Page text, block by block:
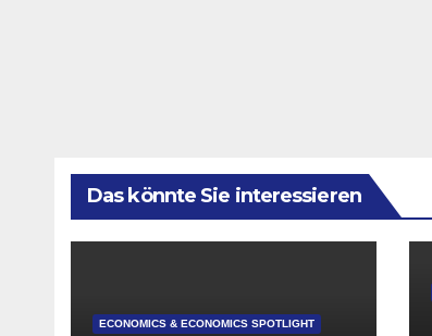
Das könnte Sie interessieren
ECONOMICS & ECONOMICS SPOTLIGHT